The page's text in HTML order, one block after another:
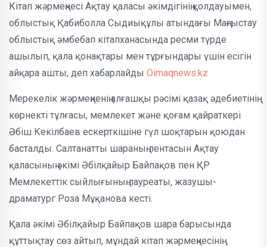
Кітап жәрмеңкесі Ақтау қаласы әкімдігінің қолдауымен,
облыстық Қабиболла Сыдиықұлы атындағы Маңғыстау
облыстық әмбебап кітапханасында ресми түрде
ашылып, қала қонақтары мен тұрғындары үшін есігін
айқара ашты, деп хабарлайды Oimaqnews.kz
Мерекелік жәрмеңкенің алғашқы рәсімі қазақ әдебиетінің
көрнекті тұлғасы, мемлекет және қоғам қайраткері
Әбіш Кекілбаев ескерткішіне гүл шоқтарын қоюдан
басталды. Салтанатты шараның лентасын Ақтау
қаласының әкімі Әбілқайыр Байпақов пен ҚР
Мемлекеттік сыйлығының лауреаты, жазушы-
драматург Роза Мұқанова кесті.
Қала әкімі Әбілқайыр Байпақов шара барысында
құттықтау сөз айтып, мұндай кітап жәрмеңкесінің